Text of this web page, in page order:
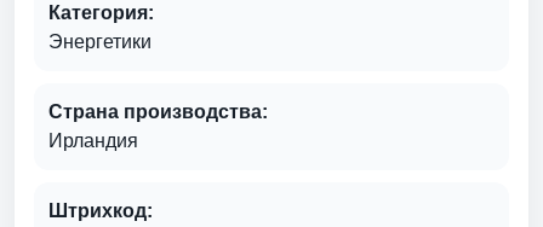
Категория:
Энергетики
Страна производства:
Ирландия
Штрихкод: